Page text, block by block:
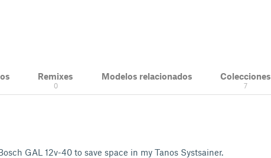
Remixes
0
Modelos relacionados Colecciones
7
GAL 12v-40 to save space in my Tanos Systsainer.